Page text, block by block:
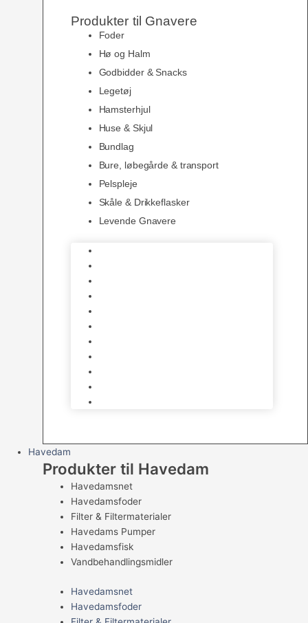
Produkter til Gnavere
Foder
Hø og Halm
Godbidder & Snacks
Legetøj
Hamsterhjul
Huse & Skjul
Bundlag
Bure, løbegårde & transport
Pelspleje
Skåle & Drikkeflasker
Levende Gnavere
Havedam
Produkter til Havedam
Havedamsnet
Havedamsfoder
Filter & Filtermaterialer
Havedams Pumper
Havedamsfisk
Vandbehandlingsmidler
Havedamsnet
Havedamsfoder